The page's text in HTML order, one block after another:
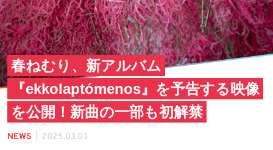
春ねむり、新アルバム
『ekkolaptómenos』を予告する映像
を公開！新曲の一部も初解禁
NEWS 2025.03.03